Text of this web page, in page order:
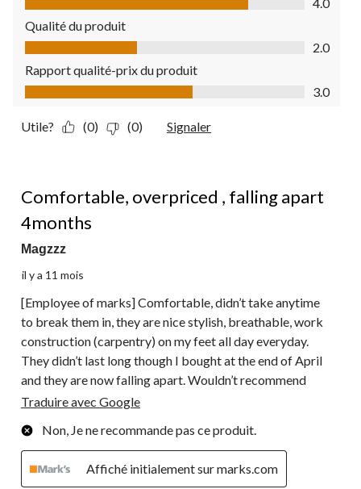
Qualité du produit
Qualité du produit, 2.0 sur 5
2.0
Rapport qualité-prix du produit
Rapport qualité-prix du produit, 3.0 sur 5
3.0
Utile? (0) (0) Signaler
Comfortable, overpriced , falling apart
4months
Magzzz
il y a 11 mois
[Employee of marks] Comfortable, didn’t take anytime
to break them in, they are nice stylish, breathable, work
construction (carpentry) on my feet all day everyday.
They didn’t last long though I bought at the end of April
and they are now falling apart. Wouldn’t recommend
Traduire avec Google
Non, Je ne recommande pas ce produit.
Affiché initialement sur marks.com